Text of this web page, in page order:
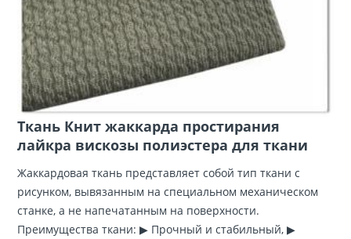
Ткань Книт жаккарда простирания
лайкра вискозы полиэстера для ткани
Жаккардовая ткань представляет собой тип ткани с
рисунком, вывязанным на специальном механическом
станке, а не напечатанным на поверхности.
Преимущества ткани: ▶ Прочный и стабильный, ▶